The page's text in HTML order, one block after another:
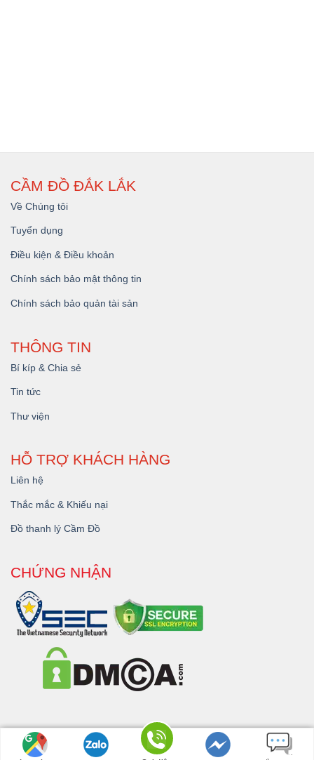
CẦM ĐỒ ĐẮK LẮK
Về Chúng tôi
Tuyển dụng
Điều kiện & Điều khoản
Chính sách bảo mật thông tin
Chính sách bảo quản tài sản
THÔNG TIN
Bí kíp & Chia sẻ
Tin tức
Thư viện
HỖ TRỢ KHÁCH HÀNG
Liên hệ
Thắc mắc & Khiếu nại
Đồ thanh lý Cầm Đồ
CHỨNG NHẬN
Copyright 2026 © - Dịch Vụ Cầm Đồ Đắk Lắk